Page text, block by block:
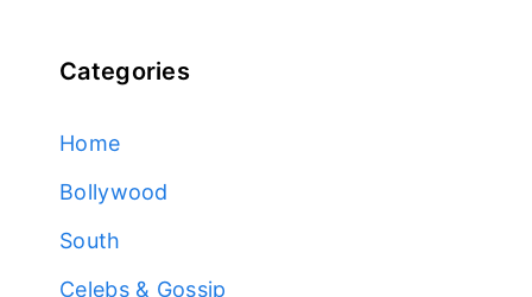
Categories
Home
Bollywood
South
Celebs & Gossip